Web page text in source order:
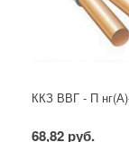
ККЗ ВВГ - П
68,82 руб.